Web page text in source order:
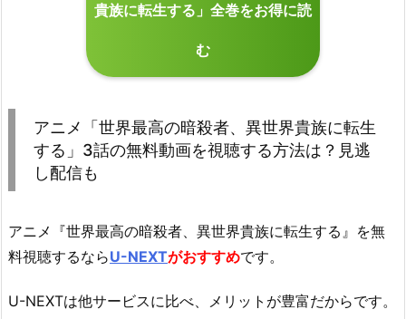
貴族に転生する」全巻をお得に読
む
アニメ「世界最高の暗殺者、異世界貴族に転生
する」3話の無料動画を視聴する方法は？見逃
し配信も
アニメ『世界最高の暗殺者、異世界貴族に転生する』を無
料視聴するならU-NEXTがおすすめです。
U-NEXTは他サービスに比べ、メリットが豊富だからです。